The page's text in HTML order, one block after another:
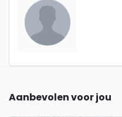
Aanbevolen voor jou